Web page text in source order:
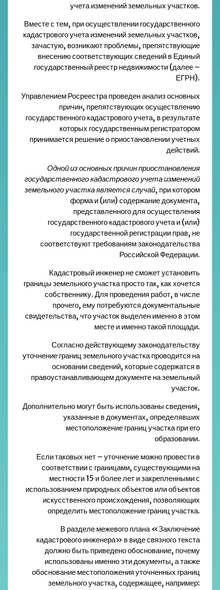
учета изменений земельных участков.
Вместе с тем, при осуществлении государственного
кадастрового учета изменений земельных участков,
зачастую, возникают проблемы, препятствующие
внесению соответствующих сведений в Единый
государственный реестр недвижимости (далее –
ЕГРН).
Управлением Росреестра проведен анализ основных
причин, препятствующих осуществлению
государственного кадастрового учета, в результате
которых государственным регистратором
принимается решение о приостановлении учетных
действий.
Одной из основных причин приостановления
государственного кадастрового учета изменений
земельного участка является случай, при котором
форма и (или) содержание документа,
представленного для осуществления
государственного кадастрового учета и (или)
государственной регистрации прав, не
соответствуют требованиям законодательства
Российской Федерации.
Кадастровый инженер не сможет установить
границы земельного участка просто так, как хочется
собственнику. Для проведения работ, в числе
прочего, ему потребуются документальные
свидетельства, что участок выделен именно в этом
месте и именно такой площади.
Согласно действующему законодательству
уточнение границ земельного участка проводится на
основании сведений, которые содержатся в
правоустанавливающем документе на земельный
участок.
Дополнительно могут быть использованы сведения,
указанные в документах, определявших
местоположение границ участка при его
образовании.
Если таковых нет – уточнение можно провести в
соответствии с границами, существующими на
местности 15 и более лет и закрепленными с
использованием природных объектов или объектов
искусственного происхождения, позволяющих
определить местоположение границ участка.
В разделе межевого плана «Заключение
кадастрового инженера» в виде связного текста
должно быть приведено обоснование, почему
использованы именно эти документы, а также
обоснование местоположения уточненных границ
земельного участка, содержащее, например: